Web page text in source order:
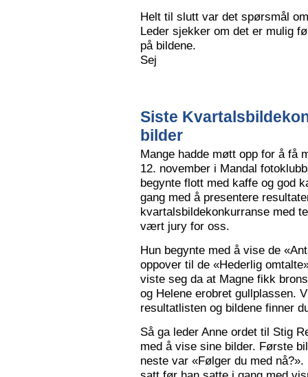
Helt til slutt var det spørsmål
Leder sjekker om det er mulig
på bildene.
Sej
Siste
bilder
Mange hadde møtt opp for å få
12. november i Mandal
begynte flott med kaffe og god
gang med å presentere
kvartalsbildekonkurranse med
vært jury for oss.
Hun begynte med å vise de
oppover til de «Hederlig
viste seg da at Magne fikk
og Helene erobret gullplassen.
resultatlisten og bildene finner
Så ga leder Anne ordet til Stig
med å vise sine bilder. Første
neste var «Følger du med